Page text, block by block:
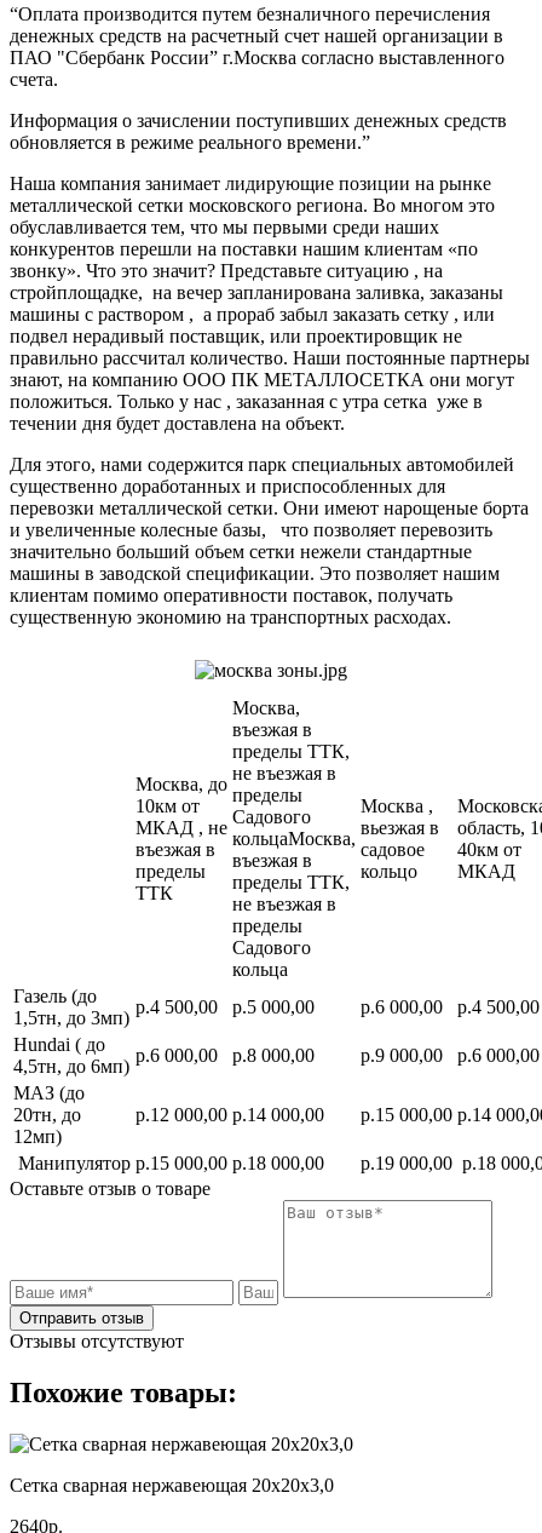
“Оплата производится путем безналичного перечисления
денежных средств на расчетный счет нашей организации в
ПАО "Сбербанк России” г.Москва согласно выставленного
счета.
Информация о зачислении поступивших денежных средств
обновляется в режиме реального времени.”
Наша компания занимает лидирующие позиции на рынке
металлической сетки московского региона. Во многом это
обуславливается тем, что мы первыми среди наших
конкурентов перешли на поставки нашим клиентам «по
звонку». Что это значит? Представьте ситуацию , на
стройплощадке, на вечер запланирована заливка, заказаны
машины с раствором , а прораб забыл заказать сетку , или
подвел нерадивый поставщик, или проектировщик не
правильно рассчитал количество. Наши постоянные партнеры
знают, на компанию ООО ПК МЕТАЛЛОСЕТКА они могут
положиться. Только у нас , заказанная с утра сетка уже в
течении дня будет доставлена на объект.
Для этого, нами содержится парк специальных автомобилей
существенно доработанных и приспособленных для
перевозки металлической сетки. Они имеют нарощеные борта
и увеличенные колесные базы, что позволяет перевозить
значительно больший объем сетки нежели стандартные
машины в заводской спецификации. Это позволяет нашим
клиентам помимо оперативности поставок, получать
существенную экономию на транспортных расходах.
Москва, до
10км от
МКАД , не
въезжая в
пределы
ТТК
Москва,
въезжая в
пределы ТТК,
не въезжая в
пределы
Садового
кольцаМосква,
въезжая в
пределы ТТК,
не въезжая в
пределы
Садового
кольца
Москва ,
вьезжая в
садовое
кольцо
область,
40км от
МКАД
Газель (до
1,5тн, до 3мп)
р.4 500,00 р.5 000,00 р.6 000,00
р.4 500,00
Hundai ( до
4,5тн, до 6мп)
р.6 000,00 р.8 000,00 р.9 000,00
р.6 000,00
МАЗ (до
20тн, до
12мп)
р.12 000,00 р.14 000,00 р.15 000,00 р.14
Манипулятор р.15 000,00 р.18 000,00 р.19 000,00 р.18
Оставьте отзыв о товаре
Отправить отзыв
Отзывы отсутствуют
Похожие товары:
Сетка сварная нержавеющая 20х20х3,0
2640р.